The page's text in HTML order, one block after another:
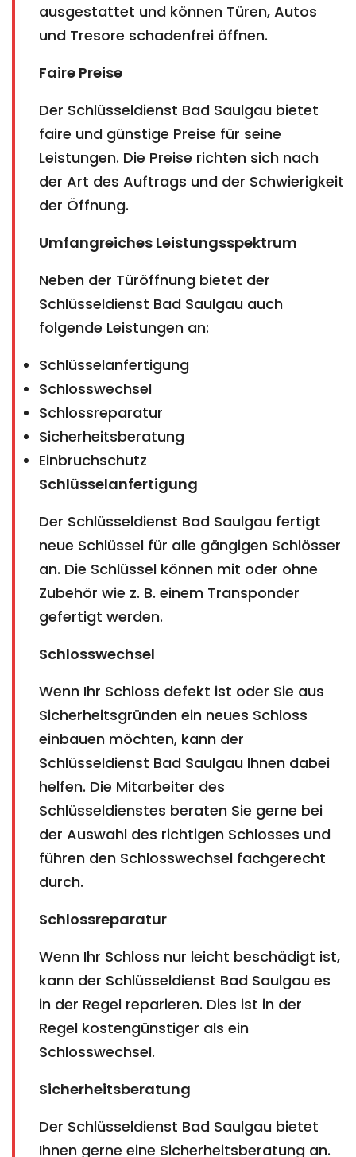
ausgestattet und können Türen, Autos
und Tresore schadenfrei öffnen.
Faire Preise
Der Schlüsseldienst Bad Saulgau bietet
faire und günstige Preise für seine
Leistungen. Die Preise richten sich nach
der Art des Auftrags und der Schwierigkeit
der Öffnung.
Umfangreiches Leistungsspektrum
Neben der Türöffnung bietet der
Schlüsseldienst Bad Saulgau auch
folgende Leistungen an:
Schlüsselanfertigung
Schlosswechsel
Schlossreparatur
Sicherheitsberatung
Einbruchschutz
Schlüsselanfertigung
Der Schlüsseldienst Bad Saulgau fertigt
neue Schlüssel für alle gängigen Schlösser
an. Die Schlüssel können mit oder ohne
Zubehör wie z. B. einem Transponder
gefertigt werden.
Schlosswechsel
Wenn Ihr Schloss defekt ist oder Sie aus
Sicherheitsgründen ein neues Schloss
einbauen möchten, kann der
Schlüsseldienst Bad Saulgau Ihnen dabei
helfen. Die Mitarbeiter des
Schlüsseldienstes beraten Sie gerne bei
der Auswahl des richtigen Schlosses und
führen den Schlosswechsel fachgerecht
durch.
Schlossreparatur
Wenn Ihr Schloss nur leicht beschädigt ist,
kann der Schlüsseldienst Bad Saulgau es
in der Regel reparieren. Dies ist in der
Regel kostengünstiger als ein
Schlosswechsel.
Sicherheitsberatung
Der Schlüsseldienst Bad Saulgau bietet
Ihnen gerne eine Sicherheitsberatung an.